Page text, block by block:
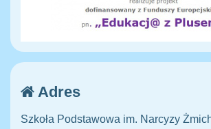
Adres
Szkoła Podstawowa im. Narcyzy